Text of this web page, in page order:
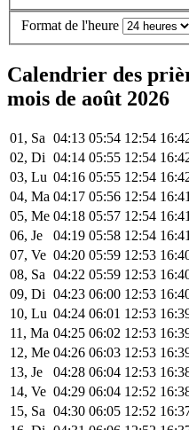
Format de l'heure
Calendrier des
mois de août 2026
01, Sa 04:13 05:54 12:54
02, Di 04:14 05:55 12:54
03, Lu 04:16 05:55 12:54
04, Ma 04:17 05:56 12:54
05, Me 04:18 05:57 12:54
06, Je
04:19 05:58 12:54
07, Ve 04:20 05:59 12:53
08, Sa 04:22 05:59 12:53
09, Di 04:23 06:00 12:53
10, Lu 04:24 06:01 12:53
11, Ma 04:25 06:02 12:53
12, Me 04:26 06:03 12:53
13, Je
04:28 06:04 12:53
14, Ve 04:29 06:04 12:52
15, Sa 04:30 06:05 12:52